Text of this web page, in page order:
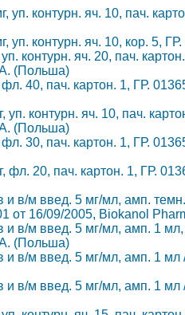
уп. контурн. яч. 10, пач.
уп. контурн. яч. 10, кор. 5,
контурн. яч. 20, пач.
(Польша)
фл. 40, пач. картон. 1, ГР.
уп. контурн. яч. 10, пач.
(Польша)
фл. 30, пач. картон. 1, ГР.
фл. 20, пач. картон. 1, ГР.
и в/м введ. 5 мг/мл, амп.
от 16/09/2005, Biokanol
и в/м введ. 5 мг/мл, амп. 1
(Польша)
и в/м введ. 5 мг/мл, амп. 1
и в/м введ. 5 мг/мл, амп. 1